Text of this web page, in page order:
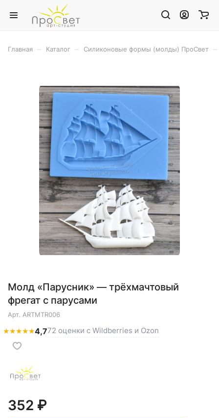
Главная Каталог Силиконовые формы (молды) ПроСвет
Молд «Парусник» — трёхмачтовый
фрегат с парусами
Арт. ARTMTR006
★★★★★4,772 оценки с Wildberries и Ozon
352 ₽